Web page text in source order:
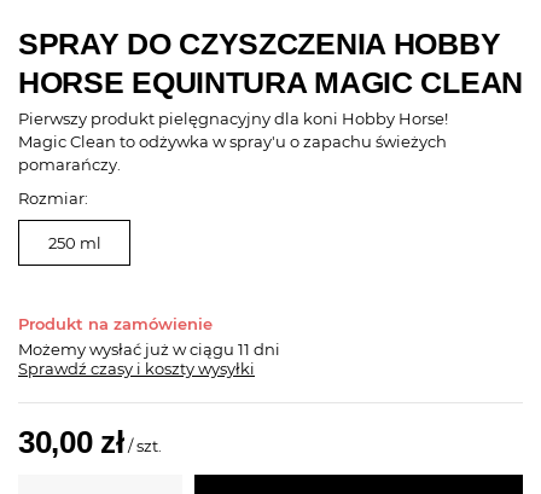
SPRAY DO CZYSZCZENIA HOBBY
HORSE EQUINTURA MAGIC CLEAN
Pierwszy produkt pielęgnacyjny dla koni Hobby Horse!
Magic Clean to odżywka w spray'u o zapachu świeżych
pomarańczy.
Rozmiar:
250 ml
Produkt na zamówienie
Możemy wysłać już w ciągu 11 dni
Sprawdź czasy i koszty wysyłki
30,00 zł /szt.